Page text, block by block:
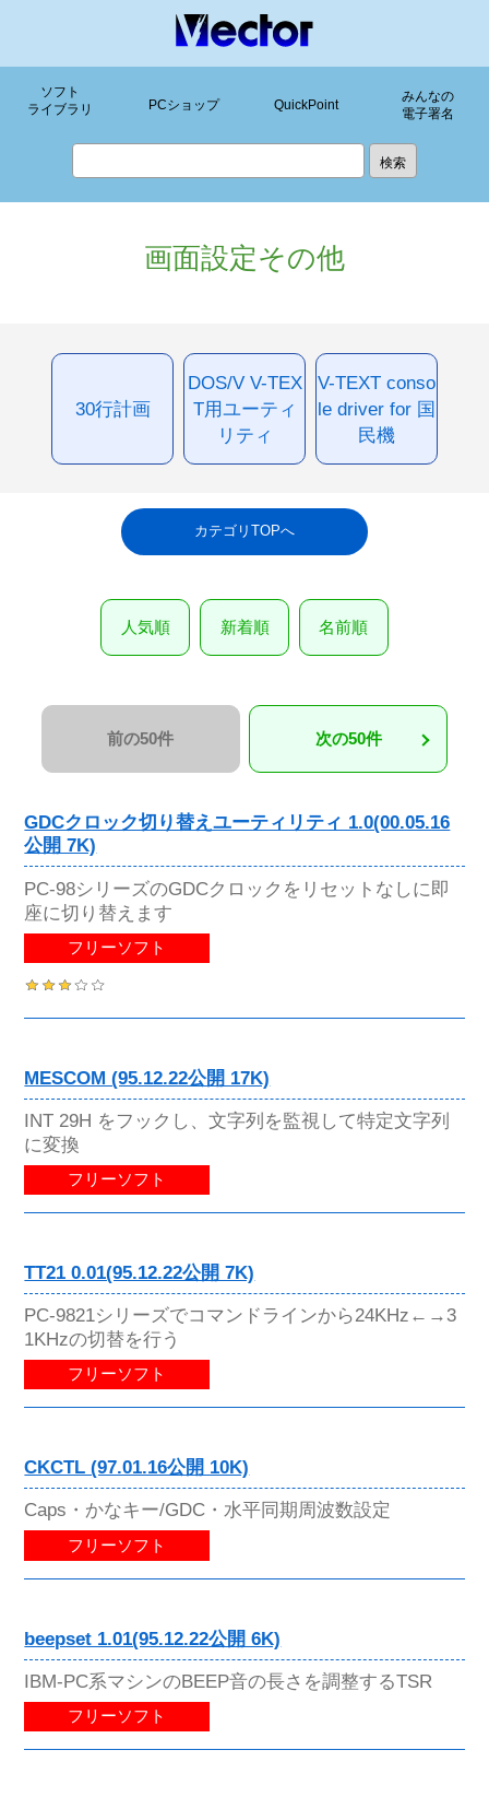
ソフト
ライブラリ
PCショップ QuickPoint
みんなの
電子署名
画面設定その他
30行計画
DOS/V V-TEX
T用ユーティ
リティ
V-TEXT conso
le driver for 国
民機
カテゴリTOPへ
人気順 新着順 名前順
前の50件 次の50件
GDCクロック切り替えユーティリティ 1.0(00.05.16
公開 7K)
PC-98シリーズのGDCクロックをリセットなしに即
座に切り替えます
フリーソフト
MESCOM (95.12.22公開 17K)
INT 29H をフックし、文字列を監視して特定文字列
に変換
フリーソフト
TT21 0.01(95.12.22公開 7K)
PC-9821シリーズでコマンドラインから24KHz←→3
1KHzの切替を行う
フリーソフト
CKCTL (97.01.16公開 10K)
Caps・かなキー/GDC・水平同期周波数設定
フリーソフト
beepset 1.01(95.12.22公開 6K)
IBM-PC系マシンのBEEP音の長さを調整するTSR
フリーソフト